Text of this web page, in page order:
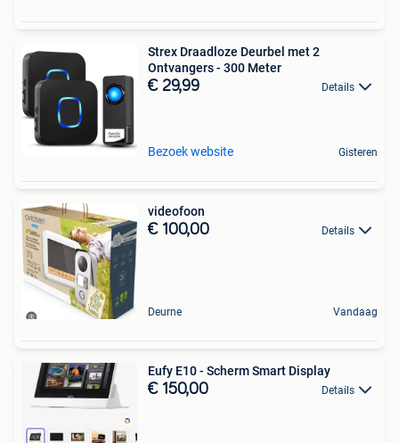
Strex Draadloze Deurbel met 2
Ontvangers - 300 Meter
€ 29,99 Details
Bezoek website Gisteren
videofoon
€ 100,00 Details
Deurne Vandaag
Eufy E10 - Scherm Smart Display
€ 150,00 Details